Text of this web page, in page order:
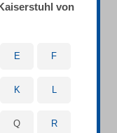
von
E F
K L
Q R